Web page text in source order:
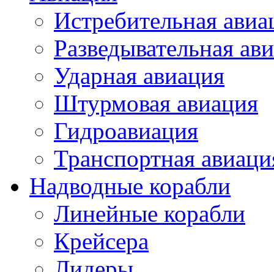
Истребительная
Разведывательная
Ударная авиация
Штурмовая авиация
Гидроавиация
Транспортная
Надводные корабли
Линейные корабли
Крейсера